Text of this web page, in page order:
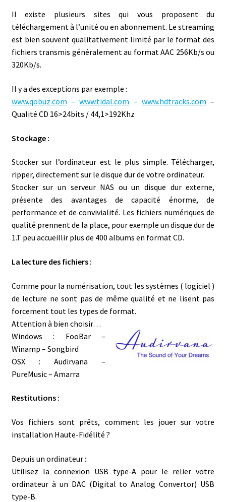
Il existe plusieurs sites qui vous proposent du
téléchargement à l’unité ou en abonnement. Le streaming
est bien souvent qualitativement limité par le format des
fichiers transmis généralement au format AAC 256Kb/s ou
320Kb/s.
Il y a des exceptions par exemple :
www.qobuz.com –www.tidal.com –www.hdtracks.com –
Qualité CD 16>24bits / 44,1>192Khz
Stockage :
Stocker sur l’ordinateur est le plus simple. Télécharger,
ripper, directement sur le disque dur de votre ordinateur.
Stocker sur un serveur NAS ou un disque dur externe,
présente des avantages de capacité énorme, de
performance et de convivialité. Les fichiers numériques de
qualité prennent de la place, pour exemple un disque dur de
1.T peu accueillir plus de 400 albums en format CD.
La lecture des fichiers :
Comme pour la numérisation, tout les systèmes ( logiciel )
de lecture ne sont pas de même qualité et ne lisent pas
forcement tout les types de format.
Attention à bien choisir…
Windows : FooBar –
Winamp – Songbird
OSX : Audirvana –
PureMusic – Amarra
Restitutions :
Vos fichiers sont prêts, comment les jouer sur votre
installation Haute-Fidélité ?
Depuis un ordinateur :
Utilisez la connexion USB type-A pour le relier votre
ordinateur à un DAC (Digital to Analog Convertor) USB
type-B.